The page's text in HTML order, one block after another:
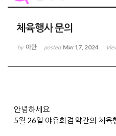
체육행사 문의
by 아만 posted May 17, 2024
안녕하세요
5월 26일 야유회겸 약간의 체육